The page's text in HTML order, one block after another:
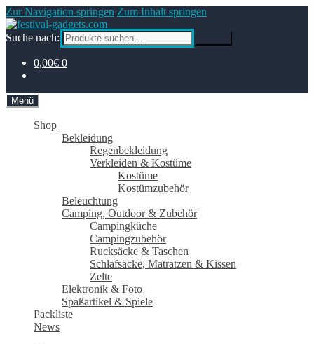
Zur Navigation springen Zum Inhalt springen
Suche nach:
0,00€ 0
Menü
Shop
Bekleidung
Regenbekleidung
Verkleiden & Kostüme
Kostüme
Kostümzubehör
Beleuchtung
Camping, Outdoor & Zubehör
Campingküche
Campingzubehör
Rucksäcke & Taschen
Schlafsäcke, Matratzen & Kissen
Zelte
Elektronik & Foto
Spaßartikel & Spiele
Packliste
News